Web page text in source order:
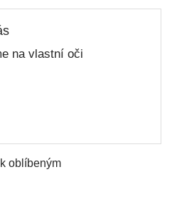
na vlastní oči
oblíbeným